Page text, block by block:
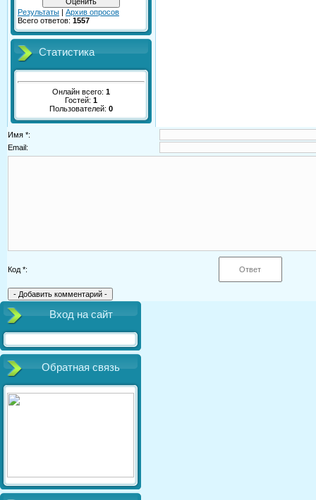
Результаты | Архив опросов
Всего ответов: 1557
Статистика
Онлайн всего: 1
Гостей: 1
Пользователей: 0
Имя *:
Email:
Код *:
Вход на сайт
Обратная связь